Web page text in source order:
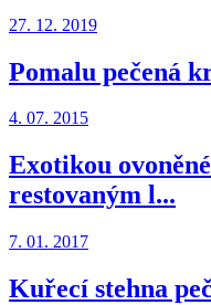
27. 12. 2019
Pomalu pečená
4. 07. 2015
Exotikou
restovaným l...
7. 01. 2017
Kuřecí stehna